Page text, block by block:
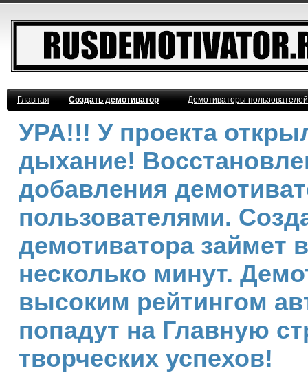
Главная Создать демотиватор Демотиваторы
УРА!!! У проекта
дыхание!
добавления
пользователями.
демотиватора займет
несколько минут.
высоким рейтингом
попадут на Главную
творческих успехов!